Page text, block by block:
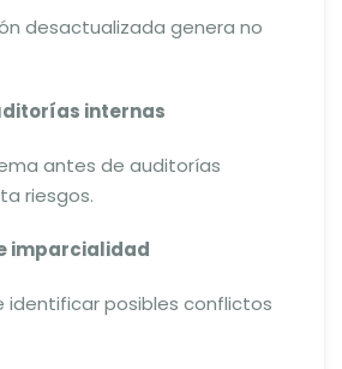
desactualizada genera no
internas
antes de auditorías
riesgos.
imparcialidad
identificar posibles conflictos